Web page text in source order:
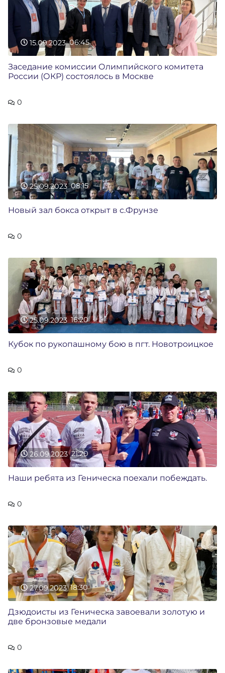
15.09.2023 06:45
Заседание комиссии Олимпийского комитета
России (ОКР) состоялось в Москве
0
25.09.2023 08:15
Новый зал бокса открыт в с.Фрунзе
0
25.09.2023 16:20
Кубок по рукопашному бою в пгт. Новотроицкое
0
26.09.2023 21:20
Наши ребята из Геническа поехали побеждать.
0
27.09.2023 18:30
Дзюдоисты из Геническа завоевали золотую и
две бронзовые медали
0